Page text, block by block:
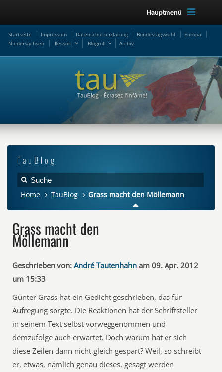
Hauptmenü
Startseite Impressum Datenschutzerklärung Bundestagswahl
Europa
Niedersachsen
Ressort Blogroll Archiv
TauBlog
Home TauBlog Grass macht den Möllemann
Grass macht den
Möllemann
Geschrieben von: André Tautenhahn am 09. Apr. 2012
um 15:33
Günter Grass hat ein Gedicht geschrieben, das für
Aufregung sorgte. Die Reaktionen hat der Schriftsteller
in seinem Text selbst vorweggenommen und
demzufolge auch erwartet. Doch warum hat er sich
diese Zeilen dann nicht gleich gespart? Weil, so schreibt
er, etwas, nämlich genau dieses, gesagt werden